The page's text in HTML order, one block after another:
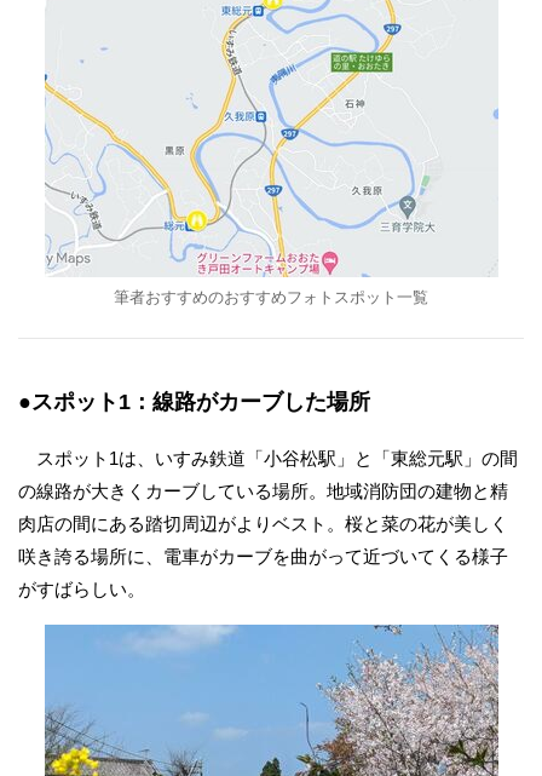
筆者おすすめのおすすめフォトスポット一覧
●スポット1：線路がカーブした場所
スポット1は、いすみ鉄道「小谷松駅」と「東総元駅」の間
の線路が大きくカーブしている場所。地域消防団の建物と精
肉店の間にある踏切周辺がよりベスト。桜と菜の花が美しく
咲き誇る場所に、電車がカーブを曲がって近づいてくる様子
がすばらしい。